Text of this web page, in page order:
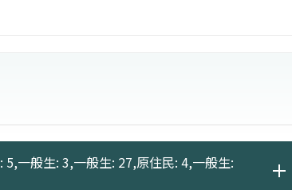
一般生: 3,一般生: 27,原住民: 4,一般生: